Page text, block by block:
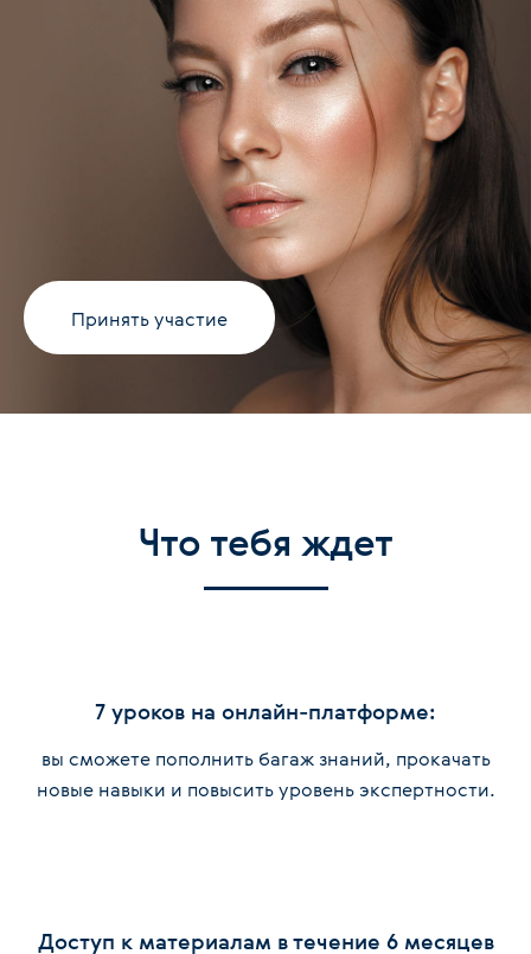
Принять участие
Что тебя ждет
7 уроков на онлайн-платформе:
вы сможете пополнить багаж знаний, прокачать
новые навыки и повысить уровень экспертности.
Доступ к материалам в течение 6 месяцев